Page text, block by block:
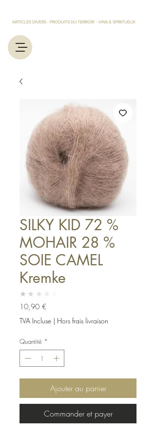
ARTICLES DIVERS - PRODUITS DU TERROIR - VINS & SPIRITUEUX
SILKY KID 72 %
MOHAIR 28 %
SOIE CAMEL
Kremke
★★★★★
10,90 €Prix
TVA Incluse | Hors frais livraison
Quantité *
Ajouter au panier
Commander et payer